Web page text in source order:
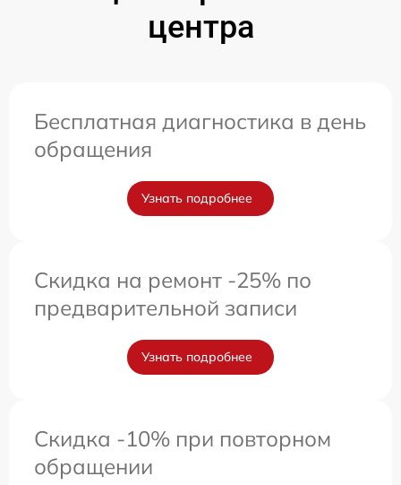
центра
Бесплатная диагностика в день
обращения
Узнать подробнее
Скидка на ремонт -25% по
предварительной записи
Узнать подробнее
Скидка -10% при повторном
обращении